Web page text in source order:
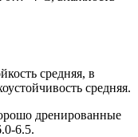
средняя, в
средняя.
дренированные
6.5.